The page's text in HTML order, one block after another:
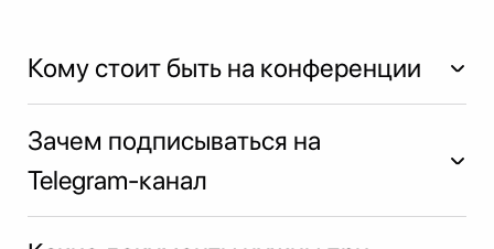
Кому стоит быть на конференции
Зачем подписываться на
Telegram-канал